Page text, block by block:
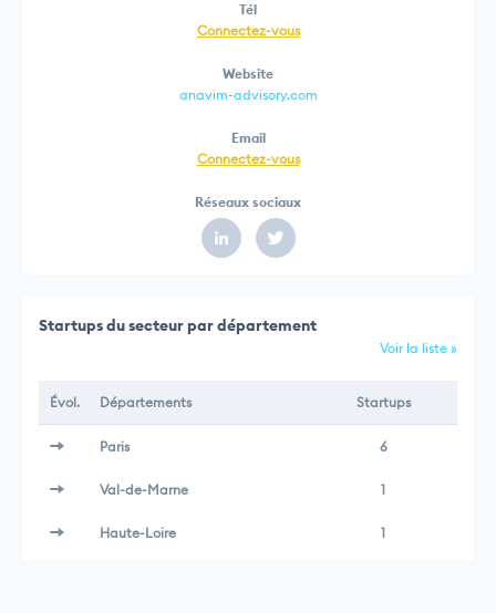
Tél
Connectez-vous
Website
anavim-advisory.com
Email
Connectez-vous
Réseaux sociaux
Startups du secteur par département
Voir la liste »
Évol. Départements Startups
Paris 6
Val-de-Marne 1
Haute-Loire 1